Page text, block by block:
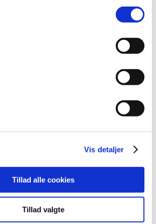
Vis detaljer
Tillad alle cookies
Tillad valgte